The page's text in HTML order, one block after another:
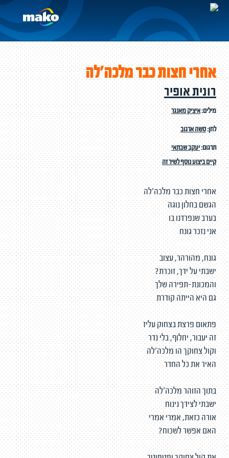
אחרי חצות כבר מלכה'לה
רונית אופיר
מילים:איציק מאנגר
לחן:סשה ארגוב
תרגום:יעקב שבתאי
קיים ביצוע נוסף לשיר זה
אחרי חצות כבר מלכה'לה
הגשם בחלון נוגה
בערב שנפרדנו בו
אני נזכר גונח
גונח, מהורהר, עצוב
ישבתי על ידך, זוכרת?
והמכונת-תפירה שלך
גם היא הייתה קודרת
פתאום פרצת בצחוק עליז
זה יעבור, יחלוף, בלי נדר
וקול צחוקך הו מלכה'לה
האיר את כל החדר
בתוך הזוהר מלכה'לה
ישבתי לצידך נינוח
אורה כזאת, אמרי אמרי
האם אפשר לשכוח?